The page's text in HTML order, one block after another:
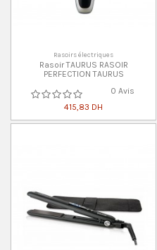
Rasoirs électriques
Rasoir TAURUS RASOIR
PERFECTION TAURUS
0 Avis
415,83 DH